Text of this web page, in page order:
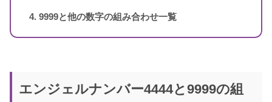
9999と他の数字の組み合わせ一覧
エンジェルナンバー4444と9999の組